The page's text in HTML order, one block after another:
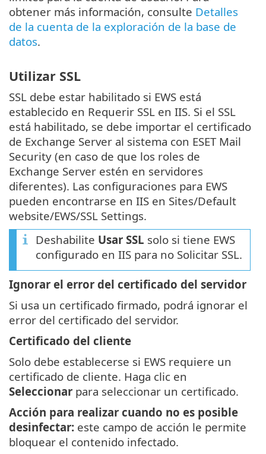
obtener más información, consulte Detalles
de la cuenta de la exploración de la base de
datos.
Utilizar SSL
SSL debe estar habilitado si EWS está
establecido en Requerir SSL en IIS. Si el SSL
está habilitado, se debe importar el certificado
de Exchange Server al sistema con ESET Mail
Security (en caso de que los roles de
Exchange Server estén en servidores
diferentes). Las configuraciones para EWS
pueden encontrarse en IIS en Sites/Default
website/EWS/SSL Settings.
Deshabilite Usar SSL solo si tiene EWS
configurado en IIS para no Solicitar SSL.
Ignorar el error del certificado del servidor
Si usa un certificado firmado, podrá ignorar el
error del certificado del servidor.
Certificado del cliente
Solo debe establecerse si EWS requiere un
certificado de cliente. Haga clic en
Seleccionar para seleccionar un certificado.
Acción para realizar cuando no es posible
desinfectar: este campo de acción le permite
bloquear el contenido infectado.